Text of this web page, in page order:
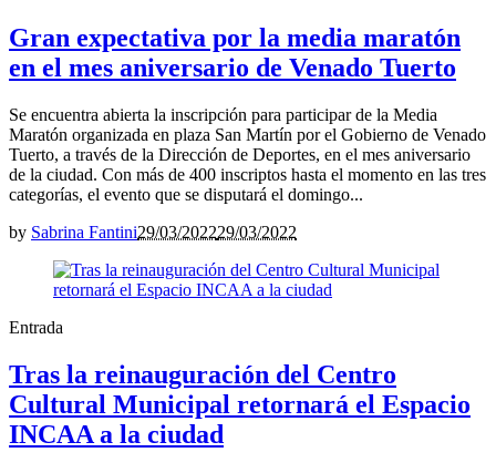
Gran expectativa por la media maratón
en el mes aniversario de Venado Tuerto
Se encuentra abierta la inscripción para participar de la Media
Maratón organizada en plaza San Martín por el Gobierno de Venado
Tuerto, a través de la Dirección de Deportes, en el mes aniversario
de la ciudad. Con más de 400 inscriptos hasta el momento en las tres
categorías, el evento que se disputará el domingo...
by Sabrina Fantini29/03/202229/03/2022
Entrada
Tras la reinauguración del Centro
Cultural Municipal retornará el Espacio
INCAA a la ciudad